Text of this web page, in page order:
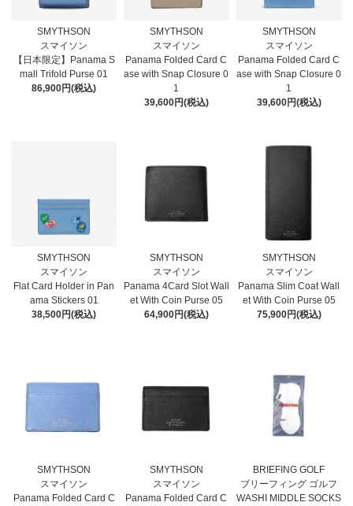
SMYTHSON
スマイソン
【日本限定】Panama S
mall Trifold Purse 01
86,900円(税込)
SMYTHSON
スマイソン
Panama Folded Card C
ase with Snap Closure 0
1
39,600円(税込)
SMYTHSON
スマイソン
Panama Folded Card C
ase with Snap Closure 0
1
39,600円(税込)
SMYTHSON
スマイソン
Flat Card Holder in Pan
ama Stickers 01
38,500円(税込)
SMYTHSON
スマイソン
Panama 4Card Slot Wall
et With Coin Purse 05
64,900円(税込)
SMYTHSON
スマイソン
Panama Slim Coat Wall
et With Coin Purse 05
75,900円(税込)
SMYTHSON
スマイソン
Panama Folded Card C
SMYTHSON
スマイソン
Panama Folded Card C
BRIEFING GOLF
ブリーフィング ゴルフ
WASHI MIDDLE SOCKS